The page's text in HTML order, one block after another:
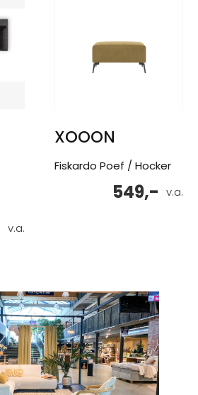
v.a.
XOOON
Fiskardo Poef / Hocker
v.a.
549,-